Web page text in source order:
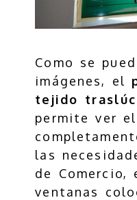
Como se
imágenes, el
tejido
permite ver
las
de Comercio,
ventanas